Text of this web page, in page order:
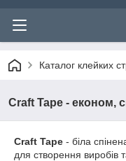
Каталог клейких
Craft Tape - економ,
Craft Tape - біла
для створення виробів